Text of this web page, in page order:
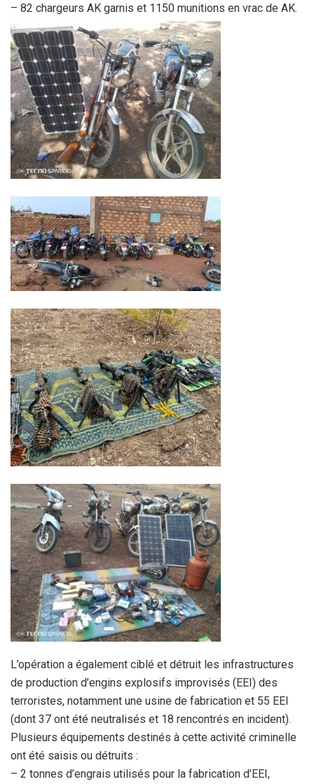
– 82 chargeurs AK garnis et 1150 munitions en vrac de AK.
L’opération a également ciblé et détruit les infrastructures
de production d’engins explosifs improvisés (EEI) des
terroristes, notamment une usine de fabrication et 55 EEI
(dont 37 ont été neutralisés et 18 rencontrés en incident).
Plusieurs équipements destinés à cette activité criminelle
ont été saisis ou détruits :
– 2 tonnes d’engrais utilisés pour la fabrication d’EEI,